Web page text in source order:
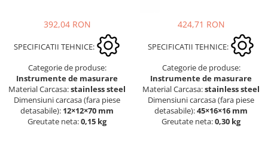
392,04 RON
SPECIFICATII TEHNICE:
Categorie de produse:
Instrumente de masurare
Material Carcasa:stainless steel
Dimensiuni carcasa (fara piese
detasabile): 12×12×70 mm
Greutate neta:0,15 kg
424,71 RON
SPECIFICATII TEHNICE:
Categorie de produse:
Instrumente de masurare
Material Carcasa:stainless steel
Dimensiuni carcasa (fara piese
detasabile):45×16×16 mm
Greutate neta:0,30 kg